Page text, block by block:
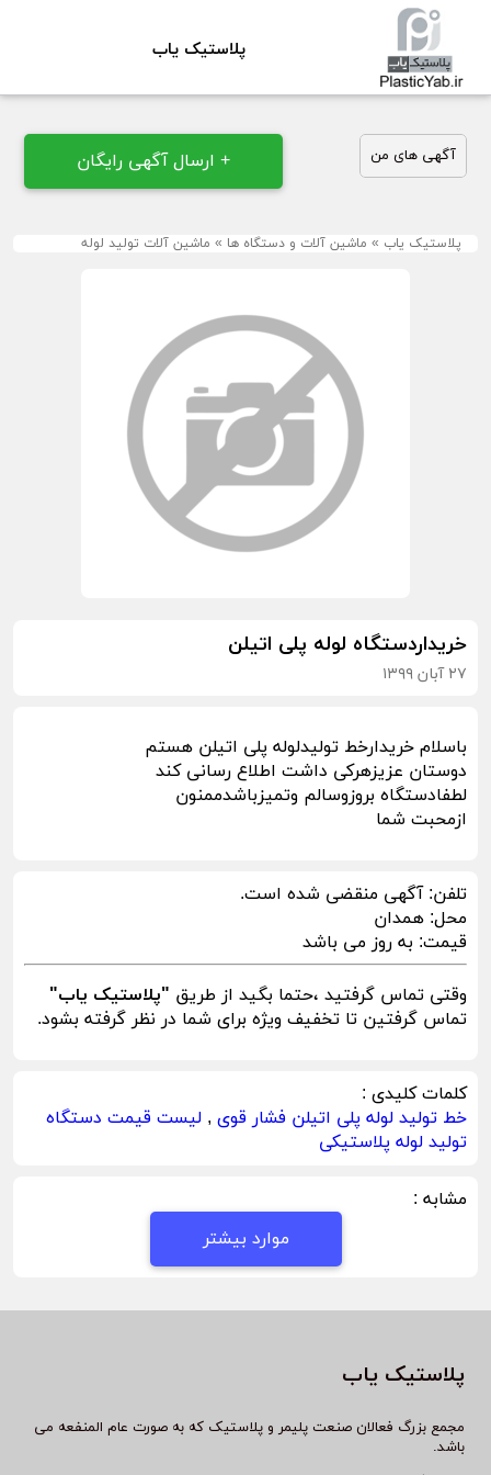
پلاستیک یاب
آگهی های من + ارسال آگهی رایگان
پلاستیک یاب » ماشین آلات و دستگاه ها » ماشین آلات تولید لوله
خریداردستگاه لوله پلی اتیلن
۲۷ آبان ۱۳۹۹
باسلام خریدارخط تولیدلوله پلی اتیلن هستم
دوستان عزیزهرکی داشت اطلاع رسانی کند
لطفادستگاه بروزوسالم وتمیزباشدممنون
ازمحبت شما
تلفن:آگهی منقضی شده است.
محل: همدان
قیمت: به روز می باشد
وقتی تماس گرفتید ،حتما بگید از طریق "پلاستیک یاب"
تماس گرفتین تا تخفیف ویژه برای شما در نظر گرفته بشود.
کلمات کلیدی :
خط تولید لوله پلی اتیلن فشار قوی , لیست قیمت دستگاه
تولید لوله پلاستیکی
مشابه :
موارد بیشتر
پلاستیک یاب
مجمع بزرگ فعالان صنعت پلیمر و پلاستیک که به صورت عام المنفعه می
باشد.